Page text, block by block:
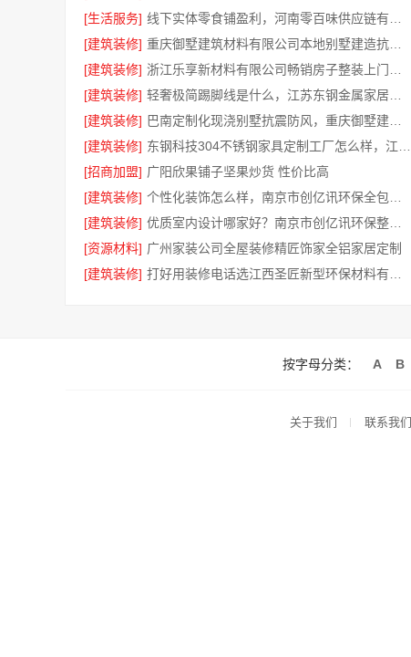
[生活服务]
[建筑装修]
[建筑装修]
[建筑装修]
[建筑装修]
[建筑装修]
[招商加盟] 广阳欣果铺子坚果炒货 性价比高
[建筑装修]
[建筑装修]
[资源材料] 广州家装公司全屋装修精匠饰家全铝家居定制
[建筑装修]
按字母分类： A B
关于我们 联系我们